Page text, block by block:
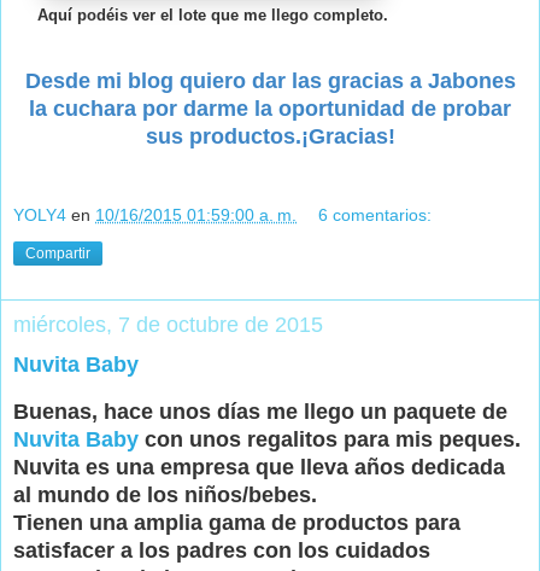
Aquí podéis ver el lote que me llego completo.
Desde mi blog quiero dar las gracias a Jabones
la cuchara por darme la oportunidad de probar
sus productos.¡Gracias!
YOLY4 en 10/16/2015 01:59:00 a. m. 6 comentarios:
Compartir
miércoles, 7 de octubre de 2015
Nuvita Baby
Buenas, hace unos días me llego un paquete de
Nuvita Baby con unos regalitos para mis peques.
Nuvita es una empresa que lleva años dedicada
al mundo de los niños/bebes.
Tienen una amplia gama de productos para
satisfacer a los padres con los cuidados